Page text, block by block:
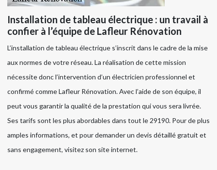
Installation de tableau électrique : un travail à
confier à l’équipe de Lafleur Rénovation
L’installation de tableau électrique s’inscrit dans le cadre de la mise
aux normes de votre réseau. La réalisation de cette mission
nécessite donc l’intervention d’un électricien professionnel et
confirmé comme Lafleur Rénovation. Avec l’aide de son équipe, il
peut vous garantir la qualité de la prestation qui vous sera livrée.
Ses tarifs sont les plus abordables dans tout le 29190. Pour de plus
amples informations, et pour demander un devis détaillé gratuit et
sans engagement, visitez son site internet.